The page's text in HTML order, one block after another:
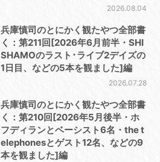
2026.08.04
兵庫慎司のとにかく観たやつ全部書
く：第211回[2026年6月前半・SHI
SHAMOのラスト･ライブ2デイズの
1日目、などの5本を観ました]編
2026.07.28
兵庫慎司のとにかく観たやつ全部書
く：第210回[2026年5月後半・ホ
フディランとベーシスト6名・the t
elephonesとゲスト12名、などの9
本を観ました]編